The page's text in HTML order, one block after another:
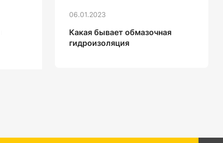
06.01.2023
Какая бывает обмазочная
гидроизоляция